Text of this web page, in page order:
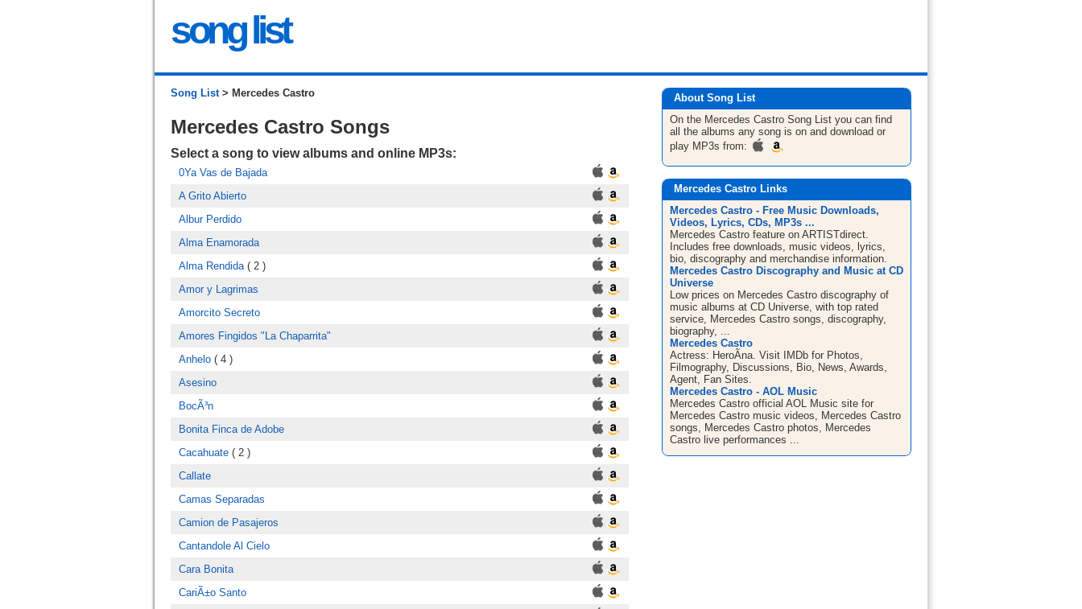
song list
Song List> Mercedes Castro
Mercedes Castro Songs
Select a song to view albums and online MP3s:
0Ya Vas de Bajada
A Grito Abierto
Albur Perdido
Alma Enamorada
Alma Rendida( 2 )
Amor y Lagrimas
Amorcito Secreto
Amores Fingidos "La Chaparrita"
Anhelo ( 4 )
Asesino
BocÃ³n
Bonita Finca de Adobe
Cacahuate ( 2 )
Callate
Camas Separadas
Camion de Pasajeros
Cantandole Al Cielo
Cara Bonita
CariÃ±o Santo
About Song List
On the Mercedes Castro Song List you can find
all the albums any song is on and download or
play MP3s from:
Mercedes Castro Links
Mercedes Castro - Free Music Downloads,
Videos, Lyrics, CDs, MP3s ...
Mercedes Castro feature on ARTISTdirect.
Includes free downloads, music videos, lyrics,
bio, discography and merchandise information.
Mercedes Castro Discography and Music at CD
Universe
Low prices on Mercedes Castro discography of
music albums at CD Universe, with top rated
service, Mercedes Castro songs, discography,
biography, ...
Mercedes Castro
Actress: HeroÃ­na. Visit IMDb for Photos,
Filmography, Discussions, Bio, News, Awards,
Agent, Fan Sites.
Mercedes Castro - AOL Music
Mercedes Castro official AOL Music site for
Mercedes Castro music videos, Mercedes Castro
songs, Mercedes Castro photos, Mercedes
Castro live performances ...